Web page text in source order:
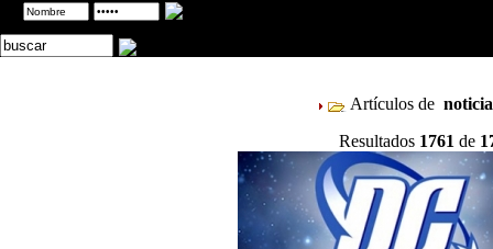
Artículos de
Resultados 1761 de